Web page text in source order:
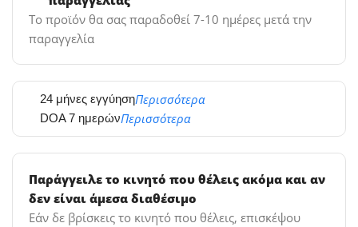
Το προϊόν θα σας παραδοθεί 7-10 ημέρες μετά την
παραγγελία
24 μήνες εγγύησηΠερισσότερα
DOA 7 ημερώνΠερισσότερα
Παράγγειλε το κινητό που θέλεις ακόμα και αν
δεν είναι άμεσα διαθέσιμο
Εάν δε βρίσκεις το κινητό που θέλεις, επισκέψου